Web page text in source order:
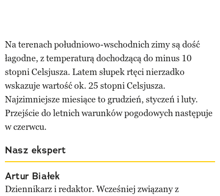
Na terenach południowo-wschodnich zimy są dość
łagodne, z temperaturą dochodzącą do minus 10
stopni Celsjusza. Latem słupek rtęci nierzadko
wskazuje wartość ok. 25 stopni Celsjusza.
Najzimniejsze miesiące to grudzień, styczeń i luty.
Przejście do letnich warunków pogodowych następuje
w czerwcu.
Nasz ekspert
Artur Białek
Dziennikarz i redaktor. Wcześniej związany z